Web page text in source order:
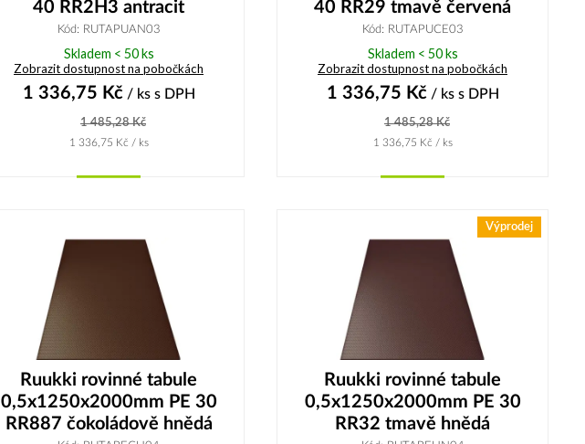
40 RR2H3 antracit
Kód: RUTAPUAN03
Skladem < 50 ks
Zobrazit dostupnost na pobočkách
1 336,75 Kč/ ks s DPH
1 485,28Kč
1 336,75 Kč / ks
40 RR29 tmavě červená
Kód: RUTAPUCE03
Skladem < 50 ks
Zobrazit dostupnost na pobočkách
1 336,75 Kč/ ks s DPH
1 485,28Kč
1 336,75 Kč / ks
Ruukki rovinné tabule
0,5x1250x2000mm PE 30
RR887 čokoládově hnědá
Výprodej
Ruukki rovinné tabule
0,5x1250x2000mm PE 30
RR32 tmavě hnědá